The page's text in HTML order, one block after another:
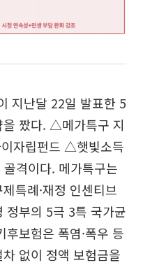
지난달 22일 발표한 5
을 짰다. △메가특구 지
자립펀드 △햇빛소득
격이다. 메가특구는
특례·재정 인센티브
정부의 5극 3특 국가균
보험은 폭염·폭우 등
없이 정액 보험금을